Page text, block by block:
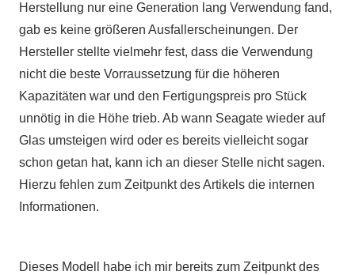
Herstellung nur eine Generation lang Verwendung fand,
gab es keine größeren Ausfallerscheinungen. Der
Hersteller stellte vielmehr fest, dass die Verwendung
nicht die beste Vorraussetzung für die höheren
Kapazitäten war und den Fertigungspreis pro Stück
unnötig in die Höhe trieb. Ab wann Seagate wieder auf
Glas umsteigen wird oder es bereits vielleicht sogar
schon getan hat, kann ich an dieser Stelle nicht sagen.
Hierzu fehlen zum Zeitpunkt des Artikels die internen
Informationen.
Dieses Modell habe ich mir bereits zum Zeitpunkt des